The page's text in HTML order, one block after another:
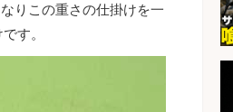
りこの重さの仕掛けを一
す。